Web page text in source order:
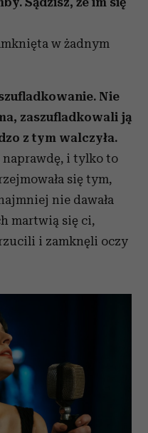
z innymi danymi
podczas
w żadnym
Nie
zaszufladkowali ją
z tym walczyła.
naprawdę, i tylko to
się tym,
nie dawała
martwią się ci,
i zamknęli oczy